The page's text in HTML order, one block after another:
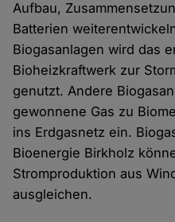
Aufbau,
Batterien
Biogasanlagen wird das
Bioheizkraftwerk zur
genutzt. Andere
gewonnene Gas zu
ins Erdgasnetz ein.
Bioenergie Birkholz
Stromproduktion aus
ausgleichen.